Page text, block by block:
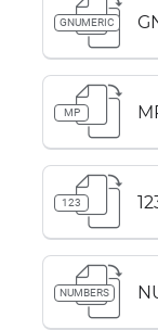
GNUMERIC
MP
123
NUMBERS